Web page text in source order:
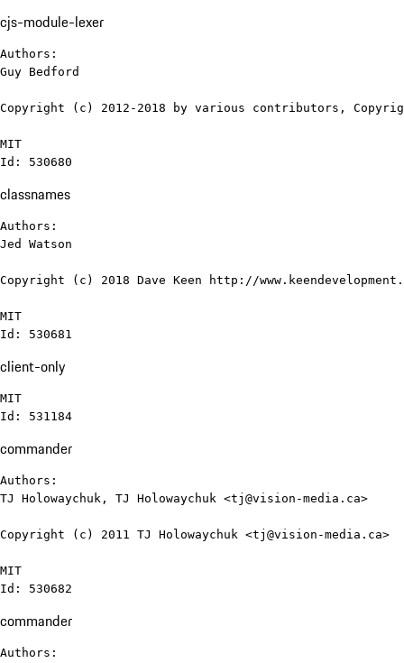
cjs-module-lexer
Authors:
Guy Bedford
Copyright (c) 2012-2018 by various contributors,
MIT
Id: 530680
classnames
Authors:
Jed Watson
Copyright (c) 2018 Dave Keen http://
MIT
Id: 530681
client-only
MIT
Id: 531184
commander
Authors:
TJ Holowaychuk, TJ Holowaychuk <tj@vision-media.ca>
Copyright (c) 2011 TJ Holowaychuk <tj@vision-media.ca>
MIT
Id: 530682
commander
Authors: